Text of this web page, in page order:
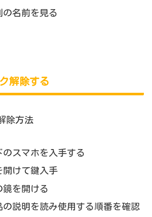
の名前を見る
解除する
除方法
のスマホを入手する
開けて鍵入手
鏡を開ける
の説明を読み使用する順番を確認